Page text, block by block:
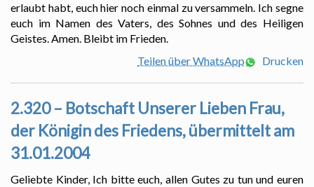
erlaubt habt, euch hier noch einmal zu versammeln. Ich segne
euch im Namen des Vaters, des Sohnes und des Heiligen
Geistes. Amen. Bleibt im Frieden.
Teilen über WhatsApp
Drucken
2.320 – Botschaft Unserer Lieben Frau,
der Königin des Friedens, übermittelt am
31.01.2004
Geliebte Kinder, Ich bitte euch, allen Gutes zu tun und euren